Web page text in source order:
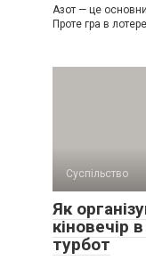
Азот — це
Проте гра в
Суспільство
Як
кіновечір
турбот